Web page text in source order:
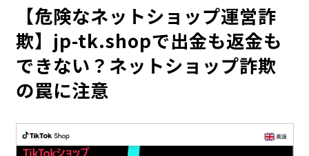
【危険なネットショップ運営詐
欺】jp-tk.shopで出金も返金も
できない？ネットショップ詐欺
の罠に注意